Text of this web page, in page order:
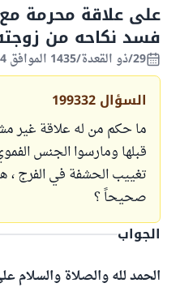
على علاقة محرمة
فسد نكاحه من
29/ذو القعدة/1435 الموافق 24/سبتمبر/2014
السؤال 199332
ما حكم من له علاقة غير
قبلها ومارسوا الجنس
تغييب الحشفة في الفرج ،
صحيحاً ؟
الجواب
الحمد لله والصلاة والسلام